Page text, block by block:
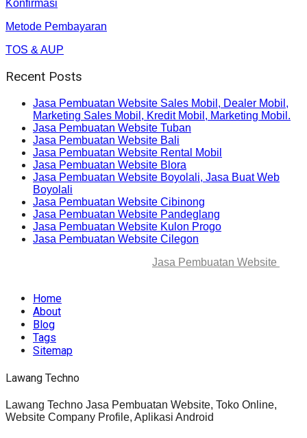
Konfirmasi
Metode Pembayaran
TOS & AUP
Recent Posts
Jasa Pembuatan Website Sales Mobil, Dealer Mobil,
Marketing Sales Mobil, Kredit Mobil, Marketing Mobil.
Jasa Pembuatan Website Tuban
Jasa Pembuatan Website Bali
Jasa Pembuatan Website Rental Mobil
Jasa Pembuatan Website Blora
Jasa Pembuatan Website Boyolali, Jasa Buat Web
Boyolali
Jasa Pembuatan Website Cibinong
Jasa Pembuatan Website Pandeglang
Jasa Pembuatan Website Kulon Progo
Jasa Pembuatan Website Cilegon
Jasa Pembuatan Website
Home
About
Blog
Tags
Sitemap
Lawang Techno
Lawang Techno Jasa Pembuatan Website, Toko Online,
Website Company Profile, Aplikasi Android